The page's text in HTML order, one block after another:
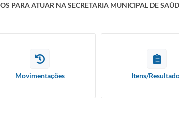
PARA ATUAR NA SECRETARIA MUNICIPAL DE
Movimentações Itens/